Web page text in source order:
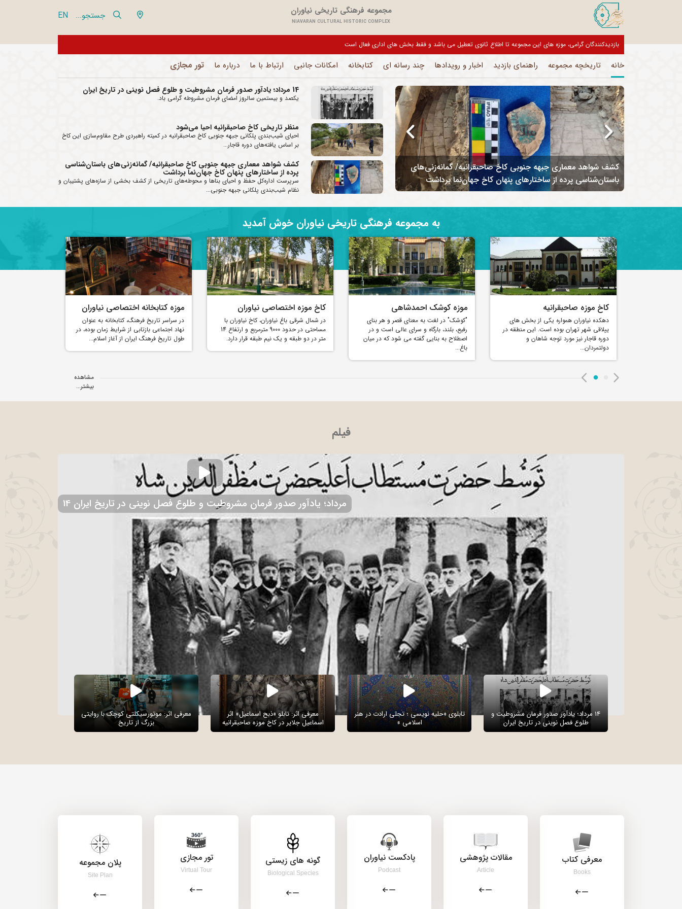
مجموعه فرهنگی تاریخی نیاوران
NIAVARAN CULTURAL HISTORIC COMPLEX جستجو... EN
از تور مجازی 360 درجه مجموعه فرهنگی تاریخی نیاوران بازدید نمایید بازدیدکنندگان گرامی، موزه های این مجموعه تا اطلاع ثانوی تعطیل می باشد و فقط بخش های اداری فعال است
خانه تاریخچه مجموعه راهنمای بازدید اخبار و رویدادها چند رسانه ای کتابخانه امکانات جانبی ارتباط با ما درباره ما تور مجازی
14 مرداد؛ یادآور صدور فرمان مشروطیت و طلوع
تاریخ ایران
منظر تاریخی کاخ صاحبقرانیه احیا می‌شود
کشف شواهد معماری جبهه جنوبی کاخ صاحبقرانیه/ گمانه‌زنی‌های
باستان‌شناسی پرده از ساختارهای پنهان کاخ جهان‌نما برداشت
14 مرداد؛ یادآور صدور فرمان مشروطیت و طلوع فصل نوینی در تاریخ ایران
یکصد و بیستمین سالروز امضای فرمان مشروطه گرامی باد.
منظر تاریخی کاخ صاحبقرانیه احیا می‌شود
احیای شیب‌بندی پلکانی جبهه جنوبی کاخ صاحبقرانیه در کمیته راهبردی طرح مقاوم‌سازی این کاخ
بر اساس یافته‌های دوره قاجار...
کشف شواهد معماری جبهه جنوبی کاخ صاحبقرانیه/ گمانه‌زنی‌های باستان‌شناسی
پرده از ساختارهای پنهان کاخ جهان‌نما برداشت
سرپرست اداره‌کل حفظ و احیای بناها و محوطه‌های تاریخی از کشف بخشی از سازه‌های پشتیبان و
نظام شیب‌بندی پلکانی جبهه جنوبی...
به مجموعه فرهنگی تاریخی نیاوران خوش آمدید
موزه کتابخانه اختصاصی نیاوران
در سراسر تاریخ فرهنگ، کتابخانه به عنوان
نهاد اجتماعی بازتابی از شرایط زمان بوده، در
طول تاریخ فرهنگ ایران از آغاز اسلام...
کاخ موزه اختصاصی نیاوران
در شمال شرقی باغ نیاوران، کاخ نیاوران با
مساحتی در حدود 9000 مترمربع و ارتفاع 14
متر در دو طبقه و يک نيم طبقه قرار دارد.
موزه کوشک احمدشاهی
"کوشک" در لغت به معنای قصر و هر بنای
رفیع، بلند، بارگاه و سرای عالی است و در
اصطلاح به بنایی گفته می شود که در میان
باغ...
کاخ موزه صاحبقرانیه
دهکده نیاوران همواره یکی از بخش های
ییلاقی شهر تهران بوده است. این منطقه در
دوره قاجار نیز مورد توجه شاهان و
دولتمردان...
مشاهده
بیشتر...
فیلم
14 مرداد؛ یادآور صدور فرمان مشروطیت و طلوع فصل نوینی در تاریخ ایران
14 مرداد؛ یادآور صدور فرمان مشروطیت و
طلوع فصل نوینی در تاریخ ایران
تابلوی «حلیه نویسی ؛ تجلی ارادت در هنر
اسلامی »
معرفی اثر: تابلو «ذبح اسماعیل» اثر
اسماعیل جلایر در کاخ موزه صاحبقرانیه
معرفی اثر: موتورسیکلتی کوچک با روایتی
بزرگ از تاریخ
معرفی کتاب
Books
مقالات پژوهشی
Article
پادکست نیاوران
Podcast
گونه های زیستی
Biological Species
تور مجازی
Virtual Tour
پلان مجموعه
Site Plan